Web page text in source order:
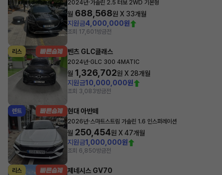
2024년 가솔린 2.5 터보 2WD 기본형
월 688,568원 X 33개월
지원금4,000,000원
조회 17,601 방금전
리스 벤츠 GLC클래스
2024년·GLC 300 4MATIC
월 1,326,702원 X 28개월
지원금10,000,000원
조회 3,083방금전
렌트 현대 아반떼
2026년·스마트스트림 가솔린 1.6 인스퍼레이션
월 250,454원 X47개월
지원금1,000,000원
조회 6,850방금전
리스 제네시스 GV70